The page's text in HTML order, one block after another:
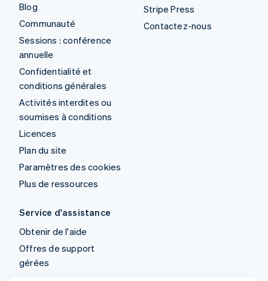
Blog
Communauté
Sessions : conférence
annuelle
Confidentialité et
conditions générales
Activités interdites ou
soumises à conditions
Licences
Plan du site
Paramètres des cookies
Plus de ressources
Stripe Press
Contactez-nous
Service d'assistance
Obtenir de l'aide
Offres de support
gérées